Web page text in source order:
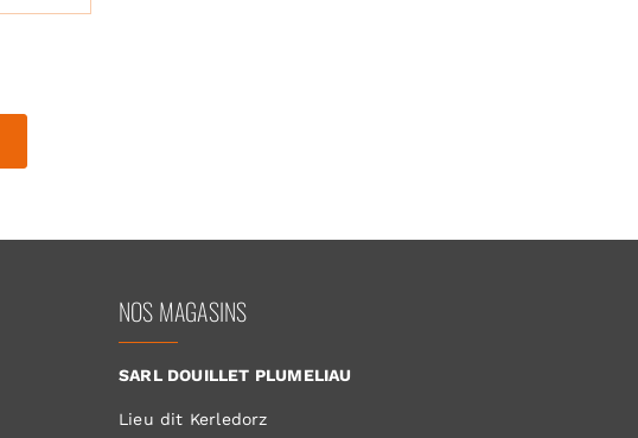
NOS MAGASINS
SARL DOUILLET PLUMELIAU
Lieu dit Kerledorz